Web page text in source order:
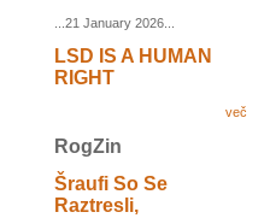
...21 January 2026...
LSD IS A HUMAN
RIGHT
več
RogZin
Šraufi So Se
Raztresli,